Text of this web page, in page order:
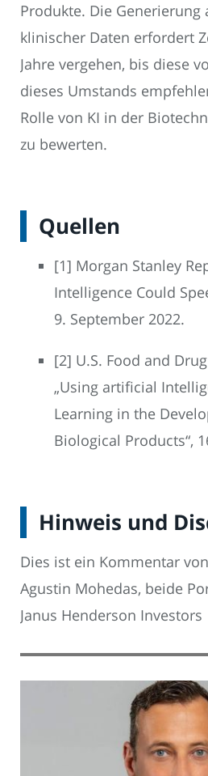
Produkte. Die Generierung
klinischer Daten erfordert
Jahre vergehen, bis diese
dieses Umstands
Rolle von KI in der
zu bewerten.
Quellen
[1] Morgan Stanley
Intelligence Could
9. September 2022.
[2] U.S. Food and
„Using artificial
Learning in the
Biological Products“,
Hinweis und
Dies ist ein Kommentar
Agustin Mohedas, beide
Janus Henderson Investors